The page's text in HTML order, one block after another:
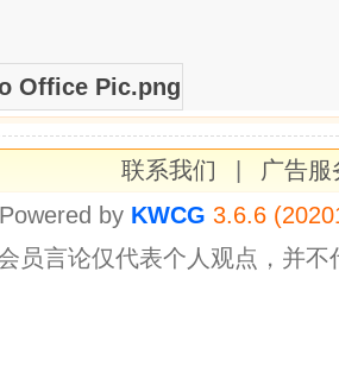
联系我们
广告服
Powered by KWCG 3.6.6
员言论仅代表个人观点，并